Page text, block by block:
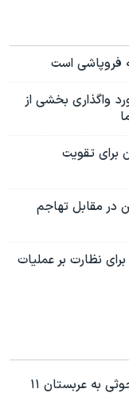
فروپاشی است
واگذاری بخشی از
برای تقویت
در مقابل تهاجم
نظارت بر عملیات
حمله شورشیان حوثی به عربستان ۱۱